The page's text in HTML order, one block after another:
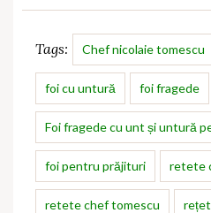
Tags: Chef nicolaie tomescu
foi cu untură foi fragede
Foi fragede cu unt și untură
foi pentru prăjituri retete
retete chef tomescu